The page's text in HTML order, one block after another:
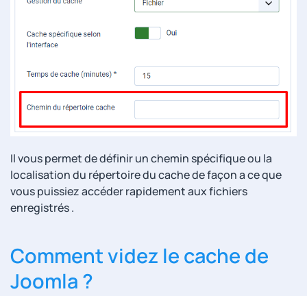
Il vous permet de définir un chemin spécifique ou la
localisation du répertoire du cache de façon a ce que
vous puissiez accéder rapidement aux fichiers
enregistrés .
Comment videz le cache de
Joomla ?